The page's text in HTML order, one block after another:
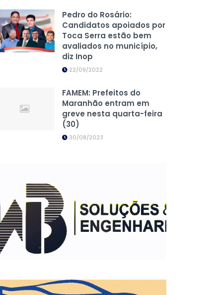
Pedro do Rosário:
Candidatos apoiados por
Toca Serra estão bem
avaliados no município,
diz Inop
22/09/2022
FAMEM: Prefeitos do
Maranhão entram em
greve nesta quarta-feira
(30)
30/08/2023